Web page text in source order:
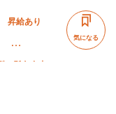
昇給あり
気になる